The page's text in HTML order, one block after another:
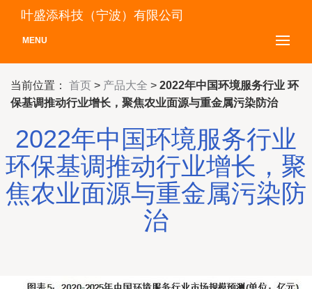
叶盛添科技（宁波）有限公司
MENU
当前位置： 首页 > 产品大全 > 2022年中国环境服务行业 环
保基调推动行业增长，聚焦农业面源与重金属污染防治
2022年中国环境服务行业
环保基调推动行业增长，聚
焦农业面源与重金属污染防
治